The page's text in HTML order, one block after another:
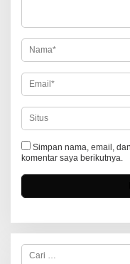
o
s
Simpan nama, email,
komentar saya berikutnya.
C